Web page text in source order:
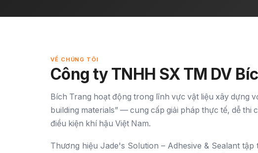
VỀ CHÚNG TÔI
Công ty TNHH SX TM DV
Bích Trang hoạt động trong lĩnh vực vật liệu xây dựng
building materials” — cung cấp giải pháp thực tế, dễ thi
điều kiện khí hậu Việt Nam.
Thương hiệu Jade's Solution – Adhesive & Sealant